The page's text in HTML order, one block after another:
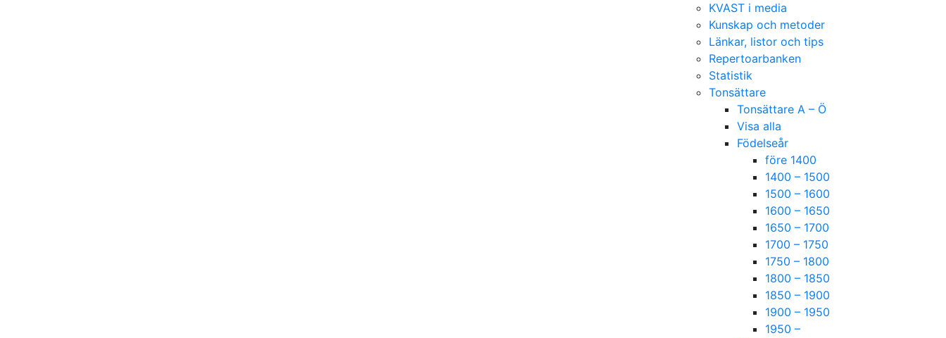
KVAST i media
Kunskap och metoder
Länkar, listor och tips
Repertoarbanken
Statistik
Tonsättare
Tonsättare A – Ö
Visa alla
Födelseår
före 1400
1400 – 1500
1500 – 1600
1600 – 1650
1650 – 1700
1700 – 1750
1750 – 1800
1800 – 1850
1850 – 1900
1900 – 1950
1950 –